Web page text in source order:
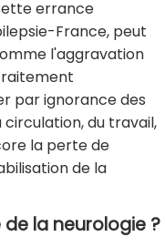
errance
France, peut
l'aggravation
par ignorance des
du travail,
la perte de
de la
la neurologie ?